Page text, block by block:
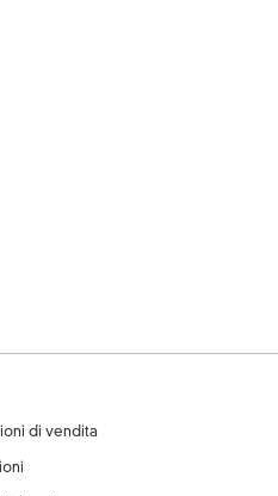
di vendita